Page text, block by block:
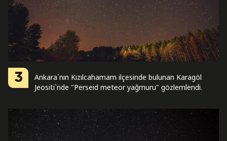
3
Ankara`nın Kızılcahamam ilçesinde bulunan Karagöl
Jeositi`nde "Perseid meteor yağmuru" gözlemlendi.